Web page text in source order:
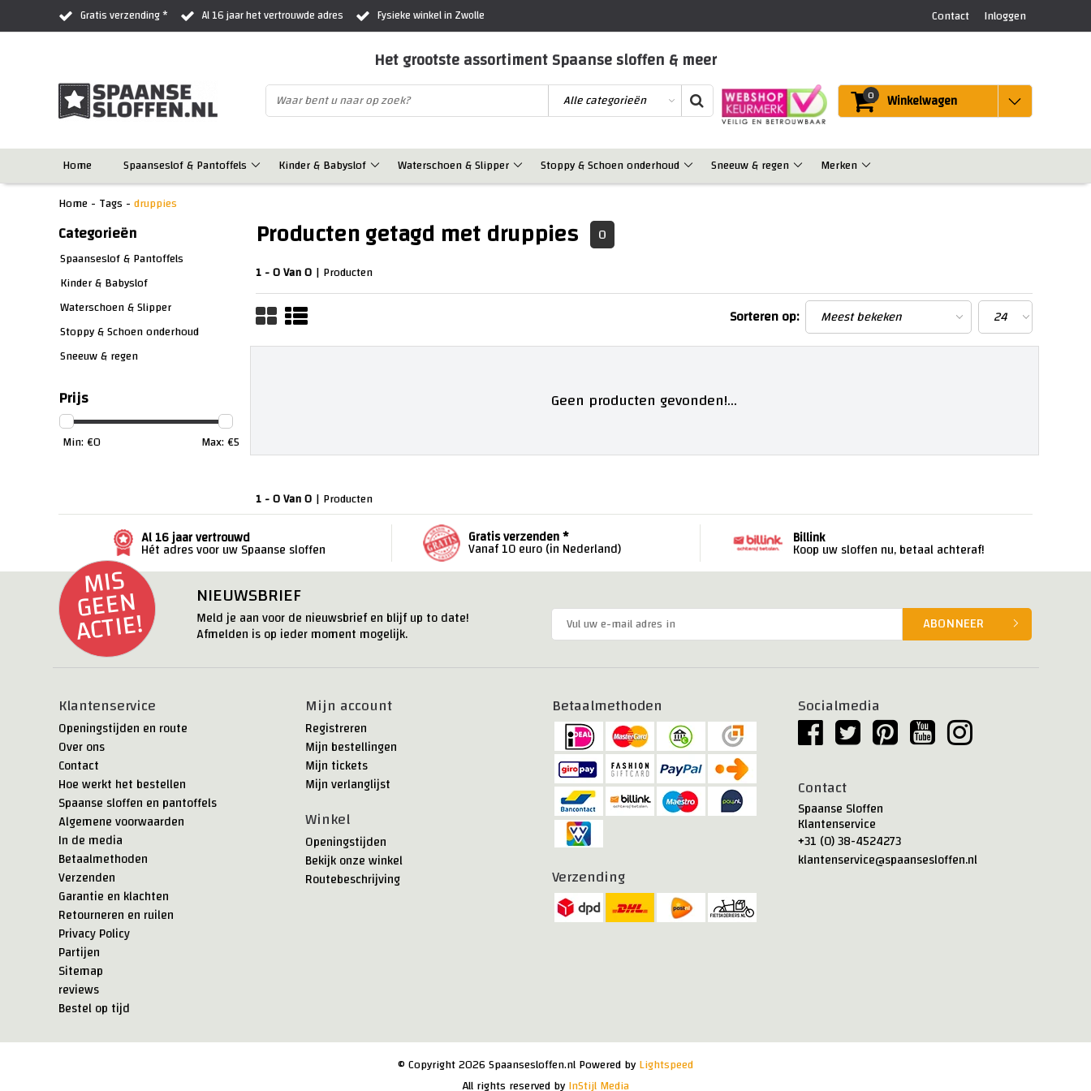
Gratis verzending * Al 16 jaar het vertrouwde adres Fysieke winkel in Zwolle Contact Inloggen
0 Winkelwagen
Home Spaanseslof & Pantoffels Kinder & Babyslof Waterschoen & Slipper Stoppy & Schoen onderhoud Sneeuw & regen Merken
Het grootste assortiment Spaanse sloffen & meer
Home - Tags -druppies
Categorieën
Spaanseslof & Pantoffels
Kinder & Babyslof
Waterschoen & Slipper
Stoppy & Schoen onderhoud
Sneeuw & regen
Prijs
Min: €0 Max: €5
Producten getagd met druppies 0
1 - 0 Van 0 | Producten
Sorteren op:
Geen producten gevonden!...
1 - 0 Van 0 | Producten
Al 16 jaar vertrouwd
Hét adres voor uw Spaanse sloffen
Gratis verzenden *
Vanaf 10 euro (in Nederland)
Billink
Koop uw sloffen nu, betaal achteraf!
MI
S
G
E
E
N
ACTI
E!
NIEUWSBRIEF
Meld je aan voor de nieuwsbrief en blijf up to date!
Afmelden is op ieder moment mogelijk. ABONNEER
Klantenservice
Openingstijden en route
Over ons
Contact
Hoe werkt het bestellen
Spaanse sloffen en pantoffels
Algemene voorwaarden
In de media
Betaalmethoden
Verzenden
Garantie en klachten
Retourneren en ruilen
Privacy Policy
Partijen
Sitemap
reviews
Bestel op tijd
Mijn account
Registreren
Mijn bestellingen
Mijn tickets
Mijn verlanglijst
Winkel
Openingstijden
Bekijk onze winkel
Routebeschrijving
Betaalmethoden
Verzending
Socialmedia
Contact
Spaanse Sloffen
Klantenservice
+31 (0) 38-4524273
klantenservice@spaansesloffen.nl
© Copyright 2026 Spaansesloffen.nl Powered byLightspeed
All rights reserved byInStijl Media